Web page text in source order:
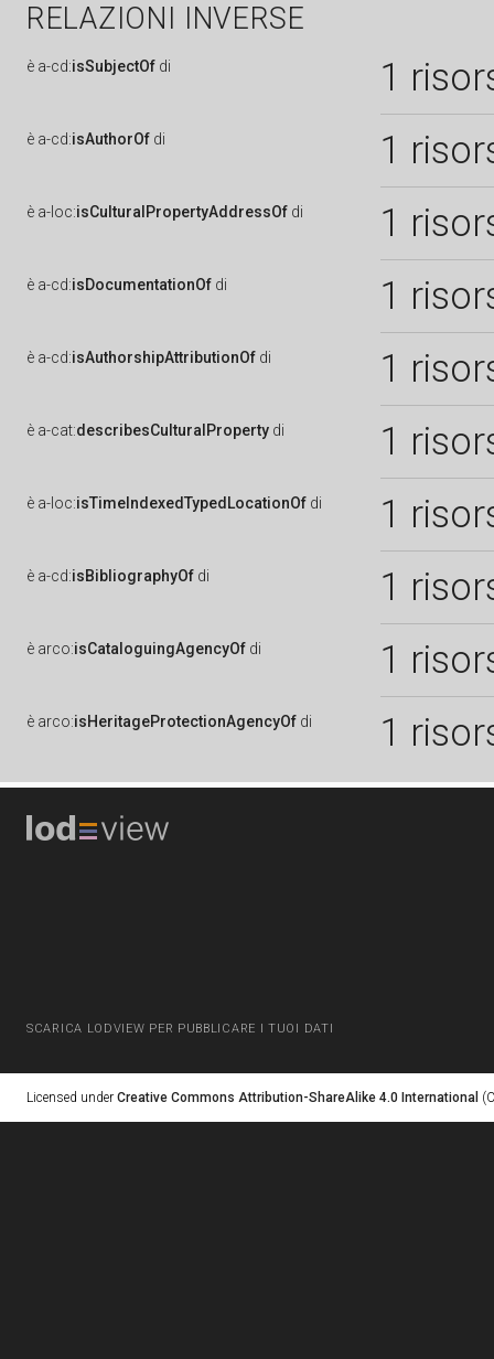
RELAZIONI INVERSE
è a-cd:isSubjectOf di 1
è a-cd:isAuthorOf di 1
è a-loc:isCulturalPropertyAddressOf di 1
è a-cd:isDocumentationOf di 1
è a-cd:isAuthorshipAttributionOf di 1
è a-cat:describesCulturalProperty di 1
è a-loc:isTimeIndexedTypedLocationOf di 1
è a-cd:isBibliographyOf di 1
è arco:isCataloguingAgencyOf di 1
è arco:isHeritageProtectionAgencyOf di 1
SCARICA LODVIEW PER PUBBLICARE I TUOI DATI
Licensed under Creative Commons Attribution-ShareAlike 4.0 International